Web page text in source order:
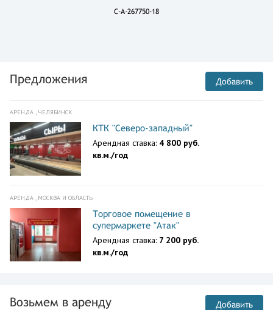
C-A-267750-18
Предложения Добавить
АРЕНДА , ЧЕЛЯБИНСК
КТК "Северо-западный"
Арендная ставка: 4 800 руб.
кв.м./год
АРЕНДА , МОСКВА И ОБЛАСТЬ
Торговое помещение в
супермаркете "Атак"
Арендная ставка: 7 200 руб.
кв.м./год
Возьмем в аренду Добавить